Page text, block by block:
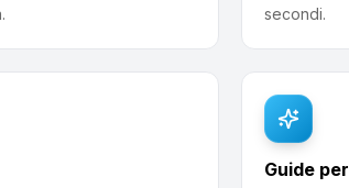
secondi.
Guide